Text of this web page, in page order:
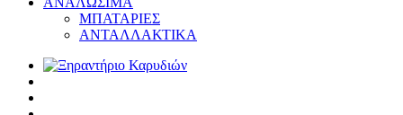
ΜΠΑΤΑΡΙΕΣ
ΑΝΤΑΛΛΑΚΤΙΚΑ